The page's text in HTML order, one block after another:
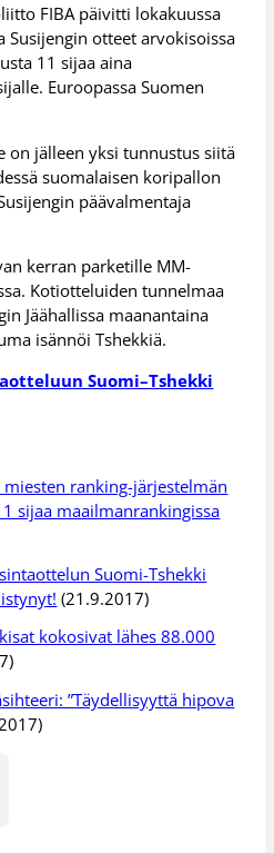
FIBA päivitti lokakuussa
Susijengin otteet arvokisoissa
11 sijaa aina
Euroopassa Suomen
on jälleen yksi tunnustus siitä
suomalaisen koripallon
päävalmentaja
kerran parketille MM-
Kotiotteluiden tunnelmaa
Jäähallissa maanantaina
isännöi Tshekkiä.
Suomi–Tshekki
miesten ranking-järjestelmän
sijaa maailmanrankingissa
Suomi-Tshekki
(21.9.2017)
kokosivat lähes 88.000
”Täydellisyyttä hipova